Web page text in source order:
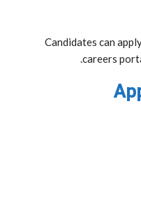
Candidates can
careers